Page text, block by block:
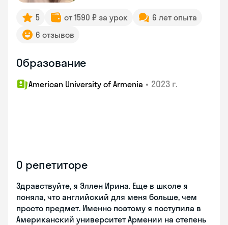
5 от 1590 ₽ за урок
6 лет опыта
6 отзывов
Образование
American University of Armenia • 2023 г.
О репетиторе
Здравствуйте, я Эллен Ирина. Еще в школе я
поняла, что английский для меня больше, чем
просто предмет. Именно поэтому я поступила в
Американский университет Армении на степень